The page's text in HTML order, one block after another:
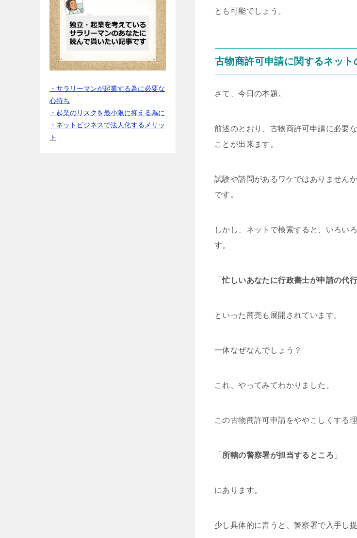
とも可能でしょう。
古物商許可申請に関するネッ
さて、今日の本題。
前述のとおり、古物商許可申請に必要
ことが出来ます。
試験や諮問があるワケではありません
です。
しかし、ネットで検索すると、いろい
す。
「忙しいあなたに行政書士が申請の代
といった商売も展開されています。
一体なぜなんでしょう？
これ、やってみてわかりました。
この古物商許可申請をややこしくする
「 所轄の警察署が担当するところ 」
にあります。
少し具体的に言うと、警察署で入手し
・サラリーマンが起業する為に必要な
心持ち
・起業のリスクを最小限に抑える為に
・ネットビジネスで法人化するメリッ
ト